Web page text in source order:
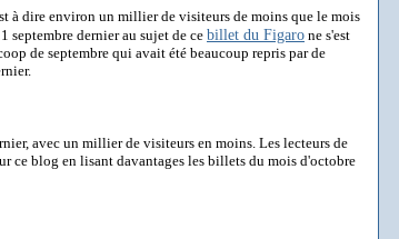
à dire environ un millier de visiteurs de moins que le mois
septembre dernier au sujet de cebillet du Figaro ne s'est
de septembre qui avait été beaucoup repris par de
avec un millier de visiteurs en moins. Les lecteurs de
ce blog en lisant davantages les billets du mois d'octobre